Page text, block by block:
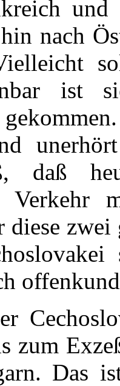
nach
ist
daß
Verkehr
diese
zum
Das